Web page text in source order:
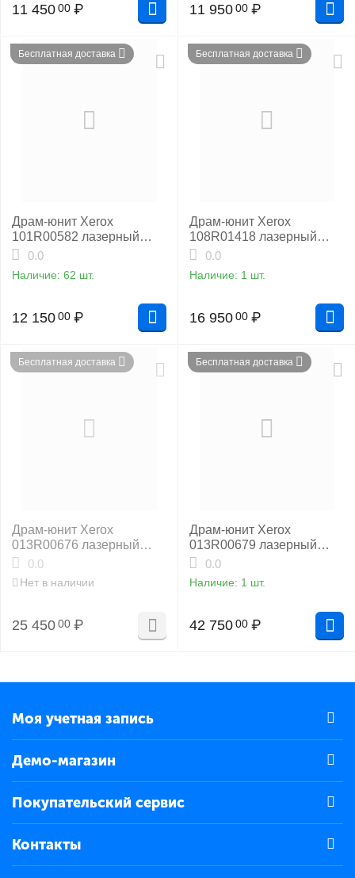
11 450 00 ₽ 11 950 00 ₽
Бесплатная доставка
Драм-юнит Xerox
101R00582 лазерный
оригинальный
0.0
Наличие: 62 шт.
12 150 00 ₽
Бесплатная доставка
Драм-юнит Xerox
108R01418 лазерный
оригинальный
0.0
Наличие: 1 шт.
16 950 00 ₽
Бесплатная доставка
Драм-юнит Xerox
013R00676 лазерный
оригинальный
0.0
Нет в наличии
25 450 00 ₽
Бесплатная доставка
Драм-юнит Xerox
013R00679 лазерный
оригинальный
0.0
Наличие: 1 шт.
42 750 00 ₽
Моя учетная запись
Демо-магазин
Покупательский сервис
Контакты